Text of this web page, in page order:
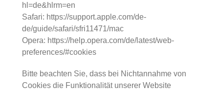
hl=de&hlrm=en
Safari: https://support.apple.com/de-
de/guide/safari/sfri11471/mac
Opera: https://help.opera.com/de/latest/web-
preferences/#cookies
Bitte beachten Sie, dass bei Nichtannahme von
Cookies die Funktionalität unserer Website